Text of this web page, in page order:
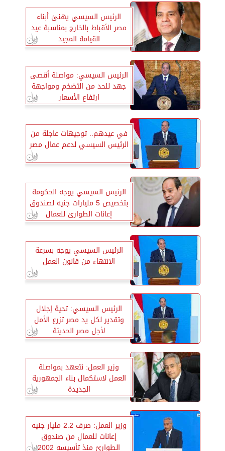
الرئيس السيسي يهنئ أبناء
مصر الأقباط بالخارج بمناسبة عيد
القيامة المجيد
الرئيس السيسي: مواصلة أقصى
جهد للحد من التضخم ومواجهة
ارتفاع الأسعار
في عيدهم.. توجيهات عاجلة من
الرئيس السيسي لدعم عمال مصر
الرئيس السيسي يوجه الحكومة
بتخصيص 5 مليارات جنيه لصندوق
إعانات الطوارئ للعمال
الرئيس السيسي يوجه بسرعة
الانتهاء من قانون العمل
الرئيس السيسي: تحية إجلال
وتقدير لكل يد مصر تزرع الأمل
لأجل مصر الحديثة
وزير العمل: نتعهد بمواصلة
العمل لاستكمال بناء الجمهورية
الجديدة
وزير العمل: صرف 2.2 مليار جنيه
إعانات للعمال من صندوق
الطوارئ منذ تأسيسه 2002